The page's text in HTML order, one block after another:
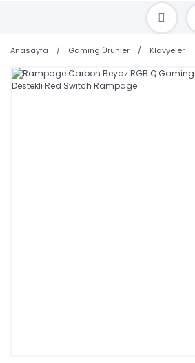
TOPTAN FİYAT ALMAK İÇİN
SİPARİŞLERİNİZİ AYNI GÜN KARGO İLE
Anasayfa Gaming Ürünler Klavyeler